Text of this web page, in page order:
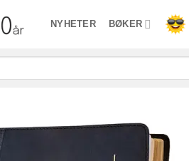
NYHETER BØKER